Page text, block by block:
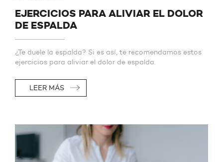
EJERCICIOS PARA ALIVIAR EL DOLOR
DE ESPALDA
¿Te duele la espalda? Si es así, te recomendamos estos
ejercicios para aliviar el dolor de espalda.
LEER MÁS